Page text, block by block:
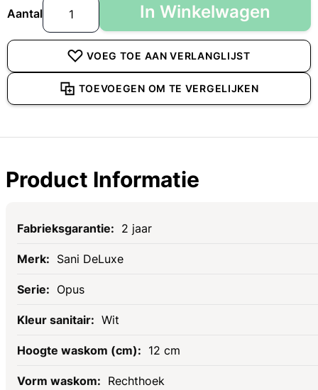
Aantal In Winkelwagen
VOEG TOE AAN VERLANGLIJST
TOEVOEGEN OM TE VERGELIJKEN
Product Informatie
Specificaties
2 jaar
Sani DeLuxe
Opus
Wit
12 cm
Rechthoek